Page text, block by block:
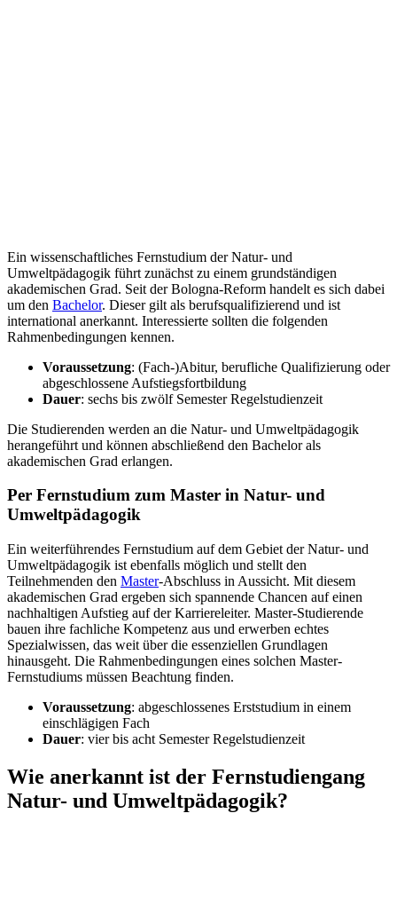
Ein wissenschaftliches Fernstudium der Natur- und
Umweltpädagogik führt zunächst zu einem grundständigen
akademischen Grad. Seit der Bologna-Reform handelt es sich dabei
um den Bachelor. Dieser gilt als berufsqualifizierend und ist
international anerkannt. Interessierte sollten die folgenden
Rahmenbedingungen kennen.
Voraussetzung: (Fach-)Abitur, berufliche Qualifizierung oder
abgeschlossene Aufstiegsfortbildung
Dauer: sechs bis zwölf Semester Regelstudienzeit
Die Studierenden werden an die Natur- und Umweltpädagogik
herangeführt und können abschließend den Bachelor als
akademischen Grad erlangen.
Per Fernstudium zum Master in Natur- und
Umweltpädagogik
Ein weiterführendes Fernstudium auf dem Gebiet der Natur- und
Umweltpädagogik ist ebenfalls möglich und stellt den
Teilnehmenden den Master-Abschluss in Aussicht. Mit diesem
akademischen Grad ergeben sich spannende Chancen auf einen
nachhaltigen Aufstieg auf der Karriereleiter. Master-Studierende
bauen ihre fachliche Kompetenz aus und erwerben echtes
Spezialwissen, das weit über die essenziellen Grundlagen
hinausgeht. Die Rahmenbedingungen eines solchen Master-
Fernstudiums müssen Beachtung finden.
Voraussetzung: abgeschlossenes Erststudium in einem
einschlägigen Fach
Dauer: vier bis acht Semester Regelstudienzeit
Wie anerkannt ist der Fernstudiengang
Natur- und Umweltpädagogik?